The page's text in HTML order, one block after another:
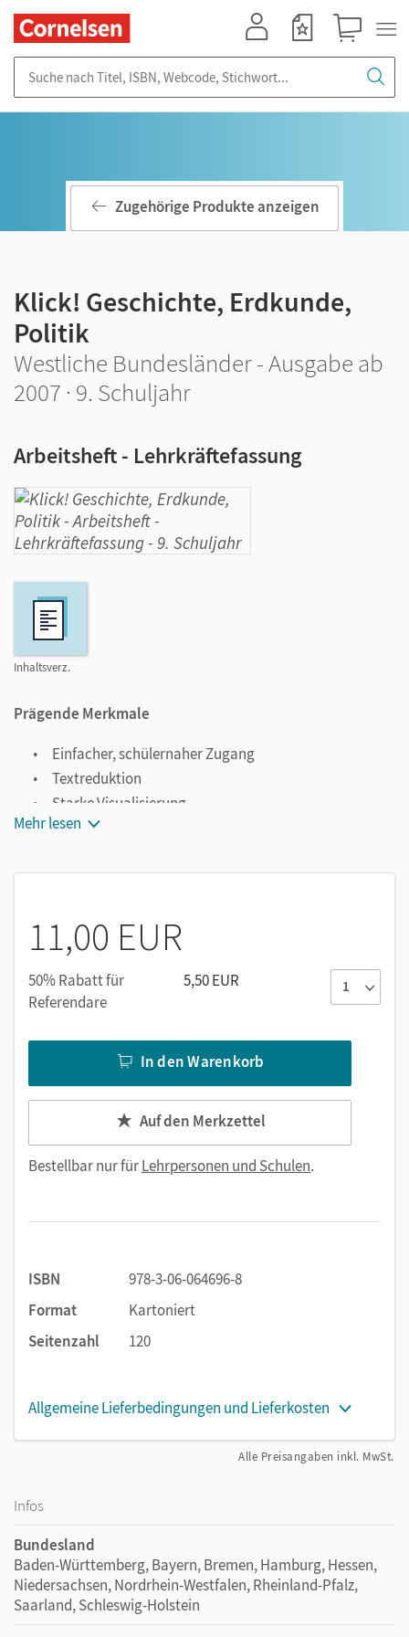
Inhaltsverz.
Zugehörige Produkte anzeigen
Klick! Geschichte, Erdkunde,
Politik
Westliche Bundesländer - Ausgabe ab
2007 · 9. Schuljahr
Arbeitsheft - Lehrkräftefassung
Prägende Merkmale
Einfacher, schülernaher Zugang
Textreduktion
Starke Visualisierung
MitKlick! Deutsch
Die Themenseiten
Spannende Bilder unterstützen den Zugang zu den
Themen und aktivieren das Vorwissen.
Differenzierte Aufgaben mit Starthilfen erleichtern die
Erarbeitung des Themas.
Textverständnis eingeübt.
So lese ich eine Karte, Quellentexte verstehen
Interview führen:Mit solchen Methoden lernen die
Schüler/-innen, selbstständig Informationen
einzuholen und Materialien auszuwerten.
sichern Wort-Bild-Zuordnungen, Rätsel und Merksätze das
Mehr lesen
11,00 EUR
50% Rabatt für
Referendare
5,50 EUR
In den Warenkorb
Auf den Merkzettel
Bestellbar nur fürLehrpersonen und Schulen.
ISBN
978-3-06-064696-8
Format
Kartoniert
Seitenzahl
120
Allgemeine Lieferbedingungen und Lieferkosten
Alle Preisangaben inkl. MwSt.
Infos
Bundesland
Baden-Württemberg, Bayern, Bremen, Hamburg, Hessen,
Niedersachsen, Nordrhein-Westfalen, Rheinland-Pfalz,
Saarland, Schleswig-Holstein